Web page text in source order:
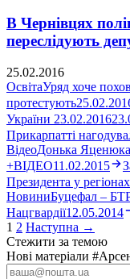
В Чернівцях
переслідують
25.02.2016
ОсвітаУряд хоче
протестують
України 23.02.2016
Прикарпатті
ВідеоДонька Яценюка
+ВІДЕО11.02.2015
Президента у
НовиниБуцефал –
Нацгвардії12.05.2014
1 2 Наступна →
Стежити за темою
Нові матеріали